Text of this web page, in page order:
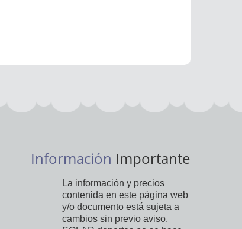
Información Importante
La información y precios
contenida en este página web
y/o documento está sujeta a
cambios sin previo aviso.